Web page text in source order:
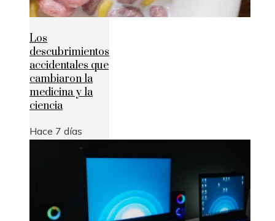
Los
descubrimientos
accidentales que
cambiaron la
medicina y la
ciencia
Hace 7 días